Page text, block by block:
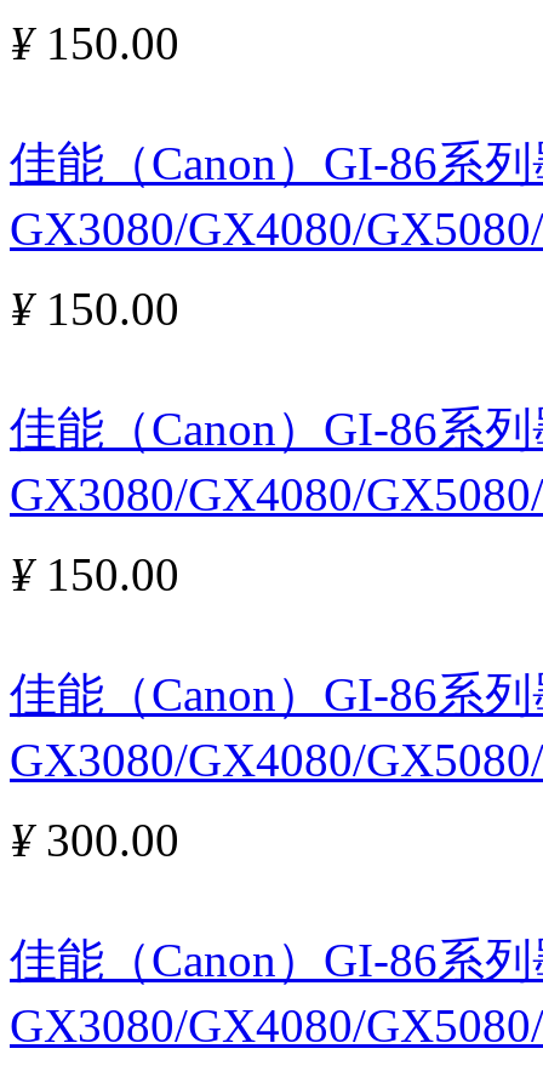
¥150.00
佳能（Canon）GI-86系
GX3080/GX4080/
¥150.00
佳能（Canon）GI-86系
GX3080/GX4080/
¥150.00
佳能（Canon）GI-86系
GX3080/GX4080/
¥300.00
佳能（Canon）GI-86系
GX3080/GX4080/